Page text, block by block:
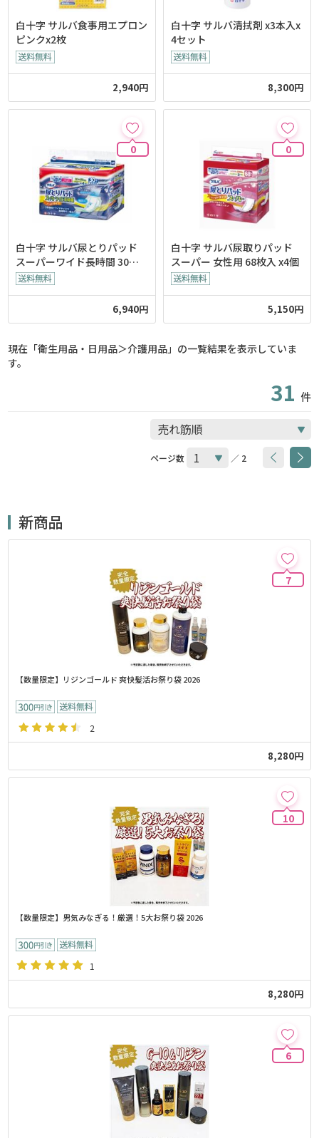
白十字 サルバ食事用エプロン
ピンクx2枚
2,940円
白十字 サルバ清拭剤 x3本入x
4セット
8,300円
0
白十字 サルバ尿とりパッド
スーパーワイド長時間 30枚
入x6個
6,940円
0
白十字 サルバ尿取りパッド
スーパー 女性用 68枚入 x4個
5,150円
現在「衛生用品・日用品＞介護用品」の一覧結果を表示していま
す。
31 件
ページ数 ／ 2
新商品
7
【数量限定】リジンゴールド 爽快髪活お祭り袋 2026
2
8,280円
10
【数量限定】男気みなぎる！厳選！5大お祭り袋 2026
1
8,280円
6